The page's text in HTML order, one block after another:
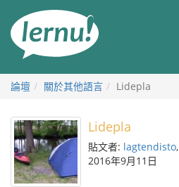
論壇 關於其他語言 Lidepla
Lidepla
貼文者: lagtendisto,
2016年9月11日